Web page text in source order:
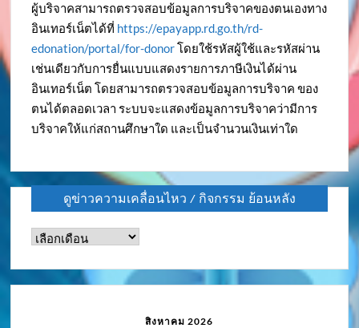
ผู้บริจาคสามารถตรวจสอบข้อมูลการบริจาคของตนเองทาง
อินเทอร์เน็ตได้ที่ https://epayapp.rd.go.th/rd-
edonation/portal/for-donorโดยใช้รหัสผู้ใช้และรหัสผ่าน
เช่นเดียวกับการยื่นแบบแสดงรายการภาษีเงินได้ผ่าน
อินเทอร์เน็ต โดยสามารถตรวจสอบข้อมูลการบริจาค ของ
ตนได้ตลอดเวลา ระบบจะแสดงข้อมูลการบริจาคว่ามีการ
บริจาคให้แก่สถานศึกษาใด และเป็นจำนวนเงินเท่าใด
ดูข่าวความเคลื่อนไหว / กิจกรรม ย้อนหลัง
ดู
สิงหาคม 2026